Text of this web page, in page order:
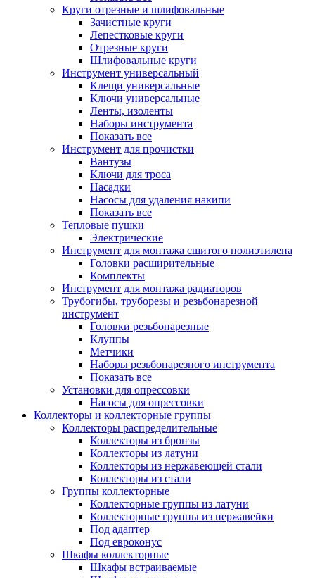
Круги отрезные и шлифовальные
Зачистные круги
Лепестковые круги
Отрезные круги
Шлифовальные круги
Инструмент универсальный
Клещи универсальные
Ключи универсальные
Ленты, изоленты
Наборы инструмента
Показать все
Инструмент для прочистки
Вантузы
Ключи для троса
Насадки
Насосы для удаления накипи
Показать все
Тепловые пушки
Электрические
Инструмент для монтажа сшитого полиэтилена
Головки расширительные
Комплекты
Инструмент для монтажа радиаторов
Трубогибы, труборезы и резьбонарезной
инструмент
Головки резьбонарезные
Клуппы
Метчики
Наборы резьбонарезного инструмента
Показать все
Установки для опрессовки
Насосы для опрессовки
Коллекторы и коллекторные группы
Коллекторы распределительные
Коллекторы из бронзы
Коллекторы из латуни
Коллекторы из нержавеющей стали
Коллекторы из стали
Группы коллекторные
Коллекторные группы из латуни
Коллекторные группы из нержавейки
Под адаптер
Под евроконус
Шкафы коллекторные
Шкафы встраиваемые